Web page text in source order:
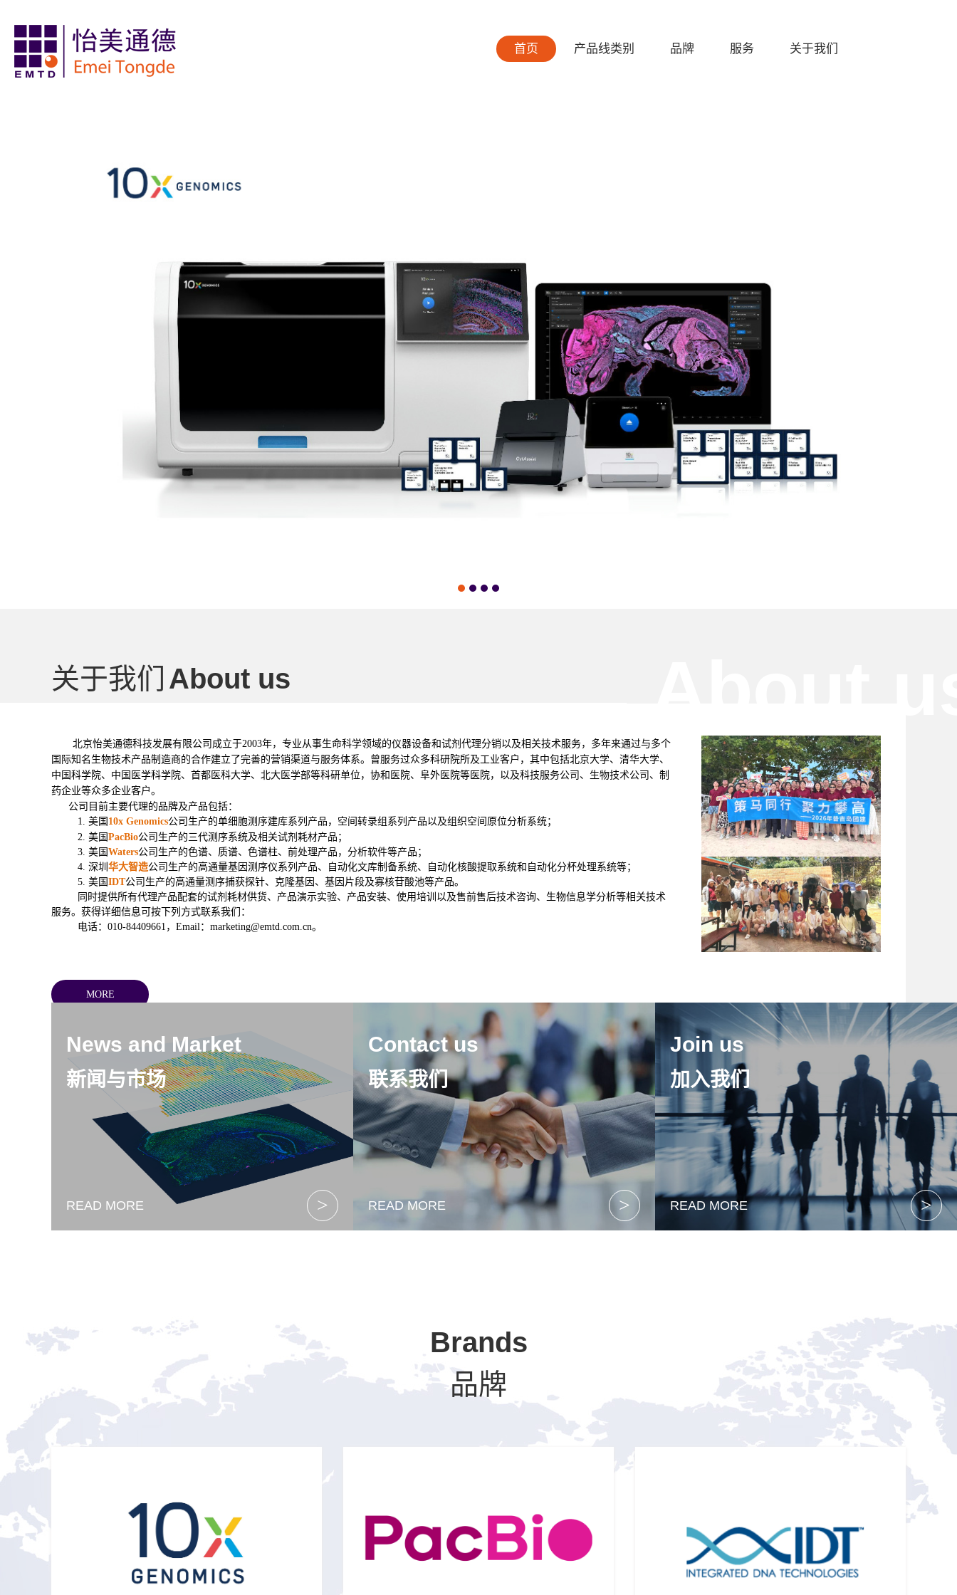
首页 产品线类别 品牌 服务 关于我们
关于我们 About us
北京怡美通德科技发展有限公司成立于2003年，专业从事生命科学领域的仪器设备和试剂代理分销以及相关技术服务，多年来通过与多个
国际知名生物技术产品制造商的合作建立了完善的营销渠道与服务体系。曾服务过众多科研院所及工业客户，其中包括北京大学、清华大学、
中国科学院、中国医学科学院、首都医科大学、北大医学部等科研单位，协和医院、阜外医院等医院，以及科技服务公司、生物技术公司、制
药企业等众多企业客户。
公司目前主要代理的品牌及产品包括：
1. 美国 10x Genomics公司生产的单细胞测序建库系列产品，空间转录组系列产品以及组织空间原位分析系统；
2. 美国 PacBio公司生产的三代测序系统及相关试剂耗材产品；
3. 美国 Waters公司生产的色谱、质谱、色谱柱、前处理产品，分析软件等产品；
4. 深圳 华大智造公司生产的高通量基因测序仪系列产品、自动化文库制备系统、自动化核酸提取系统和自动化分杯处理系统等；
5. 美国 IDT公司生产的高通量测序捕获探针、克隆基因、基因片段及寡核苷酸池等产品。
同时提供所有代理产品配套的试剂耗材供货、产品演示实验、产品安装、使用培训以及售前售后技术咨询、生物信息学分析等相关技术
服务。获得详细信息可按下列方式联系我们：
电话：010-84409661， Email：marketing@emtd.com.cn。
MORE
News and Market
新闻与市场
READ MORE >
Contact us
联系我们
READ MORE >
Join us
加入我们
READ MORE >
Brands
品牌